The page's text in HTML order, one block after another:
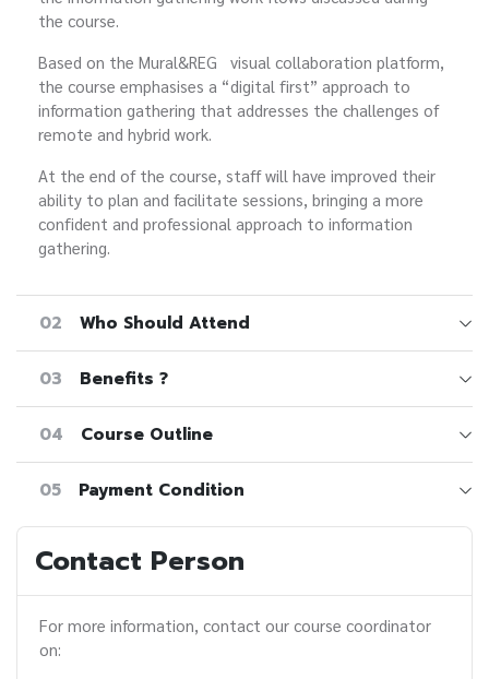
the course.
Based on the Mural&REG visual collaboration platform,
the course emphasises a “digital first” approach to
information gathering that addresses the challenges of
remote and hybrid work.
At the end of the course, staff will have improved their
ability to plan and facilitate sessions, bringing a more
confident and professional approach to information
gathering.
02 Who Should Attend
03 Benefits ?
04 Course Outline
05 Payment Condition
Contact Person
For more information, contact our course coordinator
on: